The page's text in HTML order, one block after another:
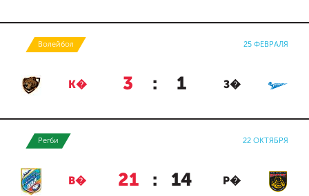
Волейбол 25 ФЕВРАЛЯ
К� 3 : 1 З�
Регби 22 ОКТЯБРЯ
В� 21 : 14 Р�